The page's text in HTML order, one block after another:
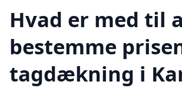
Hvad er med til
bestemme
tagdækning i